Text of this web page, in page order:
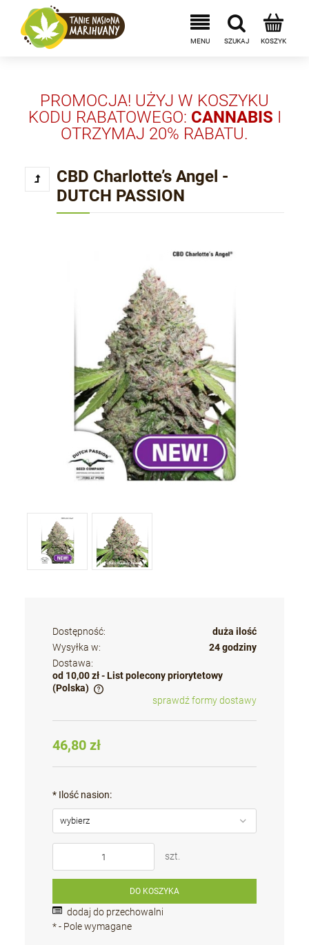
PROMOCJA! UŻYJ W KOSZYKU
KODU RABATOWEGO: CANNABIS I
OTRZYMAJ 20% RABATU.
CBD Charlotte’s Angel -
DUTCH PASSION
Dostępność:
duża ilość
Wysyłka w:
24 godziny
Dostawa:
od 10,00 zł - List polecony priorytetowy
(Polska)
Cena nie zawiera ewentualnych kosztów płatności
sprawdź formy dostawy
46,80 zł
* Ilość nasion:
szt.
DO KOSZYKA
dodaj do przechowalni
*- Pole wymagane